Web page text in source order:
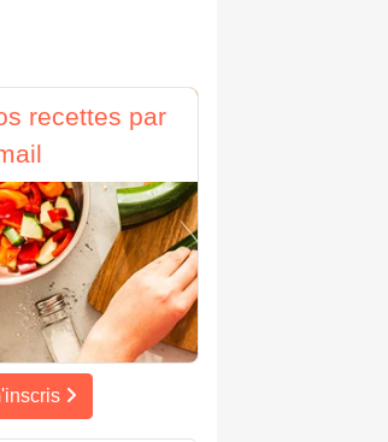
recettes par